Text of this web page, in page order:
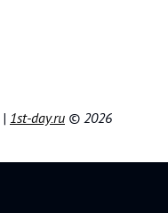
| 1st-day.ru © 2026